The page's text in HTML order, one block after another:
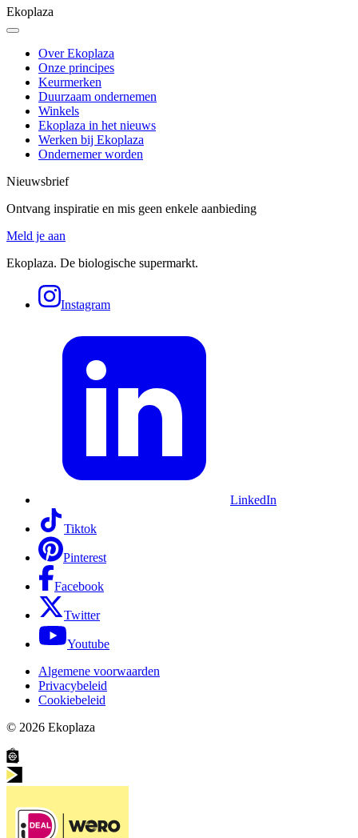
Ekoplaza
Over Ekoplaza
Onze principes
Keurmerken
Duurzaam ondernemen
Winkels
Ekoplaza in het nieuws
Werken bij Ekoplaza
Ondernemer worden
Nieuwsbrief
Ontvang inspiratie en mis geen enkele aanbieding
Meld je aan
Ekoplaza. De biologische supermarkt.
Instagram
LinkedIn
Tiktok
Pinterest
Facebook
Twitter
Youtube
Algemene voorwaarden
Privacybeleid
Cookiebeleid
© 2026 Ekoplaza